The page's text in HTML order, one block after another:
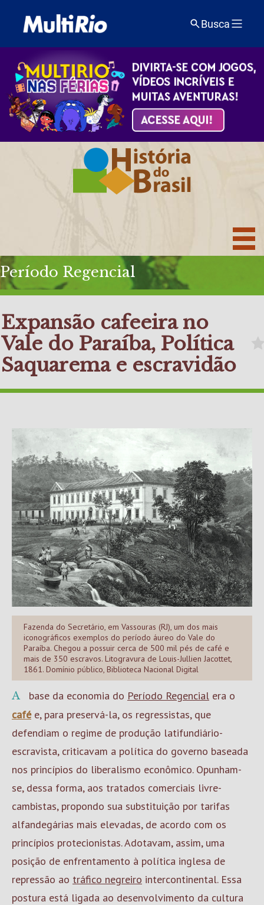
Busca
Período Regencial
Expansão cafeeira no
Vale do Paraíba, Política
Saquarema e escravidão
Fazenda do Secretário, em Vassouras (RJ), um dos mais
iconográficos exemplos do período áureo do Vale do
Paraíba. Chegou a possuir cerca de 500 mil pés de café e
mais de 350 escravos. Litogravura de Louis-Jullien Jacottet,
1861. Domínio público, Biblioteca Nacional Digital
A base da economia do Período Regencial era o
cafée, para preservá-la, os regressistas, que
defendiam o regime de produção latifundiário-
escravista, criticavam a política do governo baseada
nos princípios do liberalismo econômico. Opunham-
se, dessa forma, aos tratados comerciais livre-
cambistas, propondo sua substituição por tarifas
alfandegárias mais elevadas, de acordo com os
princípios protecionistas. Adotavam, assim, uma
posição de enfrentamento à política inglesa de
repressão ao tráfico negreiro intercontinental. Essa
postura está ligada ao desenvolvimento da cultura